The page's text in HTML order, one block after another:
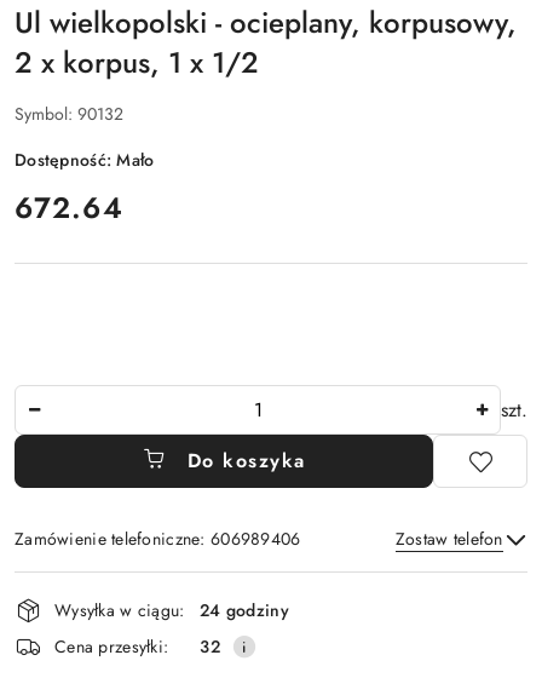
Ul wielkopolski - ocieplany, korpusowy,
2 x korpus, 1 x 1/2
Symbol: 90132
Dostępność:Mało
cena:
672.64
szt.
Do koszyka
Zamówienie telefoniczne: 606989406 Zostaw telefon
Wyślij
Dostępność
i
dostawa
Wysyłka w ciągu:
24 godziny
Cena przesyłki:
32